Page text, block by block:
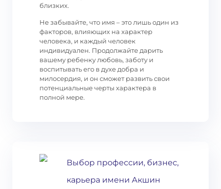
близких.
Не забывайте, что имя – это лишь один из
факторов, влияющих на характер
человека, и каждый человек
индивидуален. Продолжайте дарить
вашему ребенку любовь, заботу и
воспитывать его в духе добра и
милосердия, и он сможет развить свои
потенциальные черты характера в
полной мере.
Выбор профессии, бизнес,
карьера имени Акшин